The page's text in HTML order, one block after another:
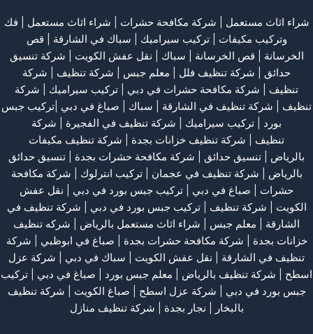
شراء اثاث مستعمل شركة مكافحة حشرات شراء اثاث مستعمل
فك
وتركيب مكيفات | تركيب سيراميك | سباك في الشارقة
قص
الخرسانة | قص الخرسانة | سباك نقل عفش الكويت
شركة تنسيق
حدائق
شركة تنظيف فلل معلم جبس شركة تنظيف
شركة
تنظيف
شركة مكافحة حشرات في دبي تركيب سيراميك
شركة
تنظيف
شركة تنظيف في الشارقة | سباك | صباغ في دبي |تركيب جبس
بورد | تركيب سيراميك شركة تنظيف في الفجيرة
شركة
تنظيف
شركة تنظيف خزانات بجدة
شركة تنظيف مكيفات
بالرياض
تنسيق حدائق شركة مكافحة حشرات بجدة
تنسيق حدائق
بالرياض
شركة تنظيف في عجمان | تركيب انترلوك | شركة مكافحة
حشرات
صباغ في دبي تركيب جبس بورد في دبي
نقل عفش
الكويت
شركة تنظيف |تركيب جبس بورد في دبي
شركة تنظيف في
الشارقة
معلم جبس شراء اثاث مستعمل بالرياض
شركه تنظيف
خزانات بجدة
شركة مكافحة حشرات بجدة صباغ في ابوظبي
شركة
تنظيف في الشارقة
نقل عفش الكويت | سباك في دبي | شركة عزل
اسطح
شركة تنظيف بالرياض معلم جبس بورد صباغ في دبي
تركيب
جبس بورد في دبي
شركة عزل اسطح صباغ الكويت
شركة تنظيف
بالبخار
نجار بجدة شركة تنظيف منازل